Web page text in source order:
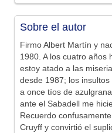
Sobre el autor
Firmo Albert Martín y
1980. A los cuatro años
estoy atado a las
desde 1987; los
a once tíos de
ante el Sabadell me
Recuerdo
Cruyff y convirtió el